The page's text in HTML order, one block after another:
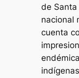
de
nacional
cuenta